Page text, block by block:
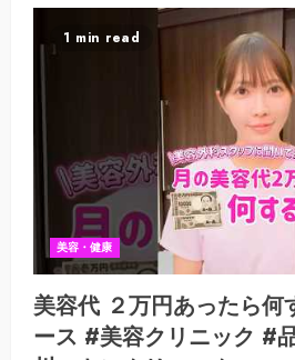
1 min read
美容・健康
美容代 ２万円あったら何
ース #美容クリニック #